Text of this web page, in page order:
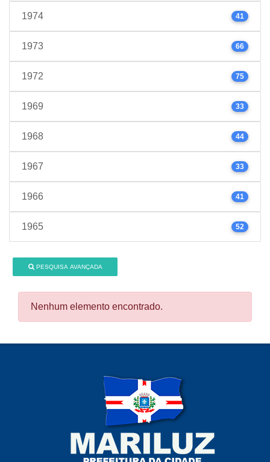
1974 41
1973 66
1972 75
1969 33
1968 44
1967 33
1966 41
1965 52
PESQUISA AVANÇADA
Nenhum elemento encontrado.